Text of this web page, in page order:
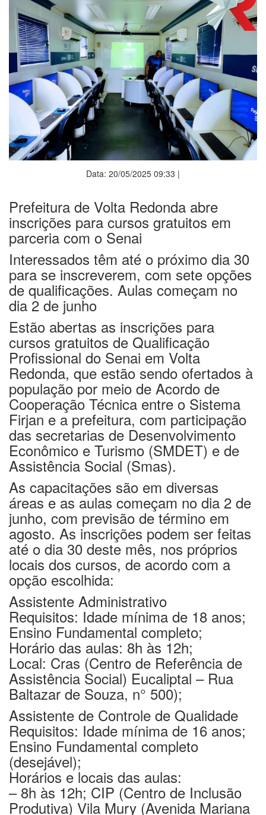
Data: 20/05/2025 09:33 |
Prefeitura de Volta Redonda abre
inscrições para cursos gratuitos em
parceria com o Senai
Interessados têm até o próximo dia 30
para se inscreverem, com sete opções
de qualificações. Aulas começam no
dia 2 de junho
Estão abertas as inscrições para
cursos gratuitos de Qualificação
Profissional do Senai em Volta
Redonda, que estão sendo ofertados à
população por meio de Acordo de
Cooperação Técnica entre o Sistema
Firjan e a prefeitura, com participação
das secretarias de Desenvolvimento
Econômico e Turismo (SMDET) e de
Assistência Social (Smas).
As capacitações são em diversas
áreas e as aulas começam no dia 2 de
junho, com previsão de término em
agosto. As inscrições podem ser feitas
até o dia 30 deste mês, nos próprios
locais dos cursos, de acordo com a
opção escolhida:
Assistente Administrativo
Requisitos: Idade mínima de 18 anos;
Ensino Fundamental completo;
Horário das aulas: 8h às 12h;
Local: Cras (Centro de Referência de
Assistência Social) Eucaliptal – Rua
Baltazar de Souza, n° 500);
Assistente de Controle de Qualidade
Requisitos: Idade mínima de 16 anos;
Ensino Fundamental completo
(desejável);
Horários e locais das aulas:
– 8h às 12h; CIP (Centro de Inclusão
Produtiva) Vila Mury (Avenida Mariana